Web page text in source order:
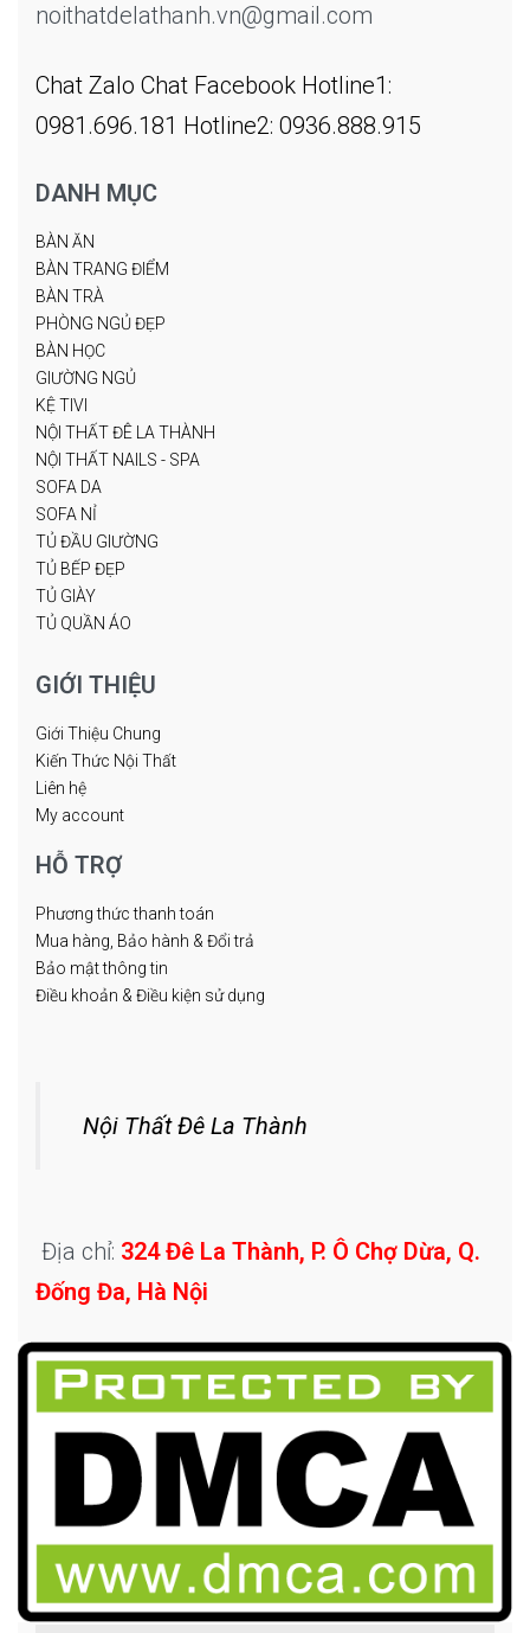
noithatdelathanh.vn@gmail.com
Chat Zalo Chat Facebook Hotline1:
0981.696.181 Hotline2: 0936.888.915
DANH MỤC
BÀN ĂN
BÀN TRANG ĐIỂM
BÀN TRÀ
PHÒNG NGỦ ĐẸP
BÀN HỌC
GIƯỜNG NGỦ
KỆ TIVI
NỘI THẤT ĐÊ LA THÀNH
NỘI THẤT NAILS - SPA
SOFA DA
SOFA NỈ
TỦ ĐẦU GIƯỜNG
TỦ BẾP ĐẸP
TỦ GIÀY
TỦ QUẦN ÁO
GIỚI THIỆU
Giới Thiệu Chung
Kiến Thức Nội Thất
Liên hệ
My account
HỖ TRỢ
Phương thức thanh toán
Mua hàng, Bảo hành & Đổi trả
Bảo mật thông tin
Điều khoản & Điều kiện sử dụng
Nội Thất Đê La Thành
Địa chỉ: 324 Đê La Thành, P. Ô Chợ Dừa, Q.
Đống Đa, Hà Nội